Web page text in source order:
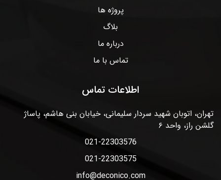
پروژه ها
بلاگ
درباره ما
تماس با ما
اطلاعات تماس
تهران، اتوبان شهید سردار سلیمانی، خیابان بنی هاشم، پاساژ
گلشن راز، واحد ۶
021-22303576
021-22303575
info@deconico.com